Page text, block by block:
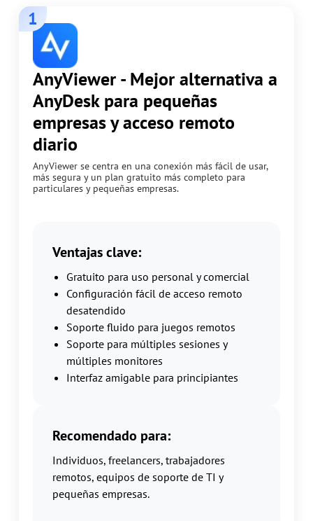
1
AnyViewer - Mejor alternativa a
AnyDesk para pequeñas
empresas y acceso remoto
diario
AnyViewer se centra en una conexión más fácil de usar,
más segura y un plan gratuito más completo para
particulares y pequeñas empresas.
Ventajas clave:
Gratuito para uso personal y comercial
Configuración fácil de acceso remoto
desatendido
Soporte fluido para juegos remotos
Soporte para múltiples sesiones y
múltiples monitores
Interfaz amigable para principiantes
Recomendado para:
Individuos, freelancers, trabajadores
remotos, equipos de soporte de TI y
pequeñas empresas.